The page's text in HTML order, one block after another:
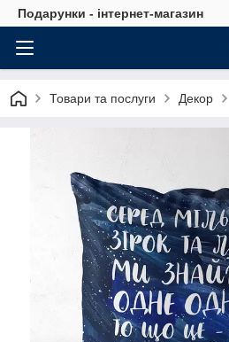
Подарунки - інтернет-магазин
Товари та послуги Декор